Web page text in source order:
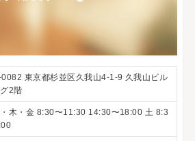
東京都杉並区久我山4-1-9 久我山ビル
2階
・木・金 8:30〜11:30 14:30〜18:00 土 8:3